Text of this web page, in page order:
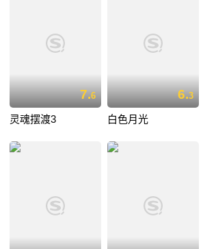
7.6
灵魂摆渡3
6.3
白色月光